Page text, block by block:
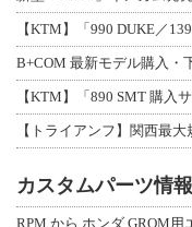
【KTM】「990 DUKE／
【KTM】「890 SMT 購入
カスタムパーツ情報